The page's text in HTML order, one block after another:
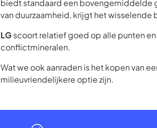
biedt standaard een bovengemiddelde
van duurzaamheid, krijgt het
LGscoort relatief goed op alle punten
conflictmineralen.
Wat we ook aanraden is het kopen van
milieuvriendelijkere optie zijn.